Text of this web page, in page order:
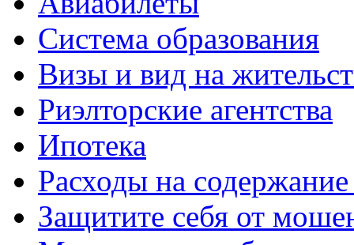
Система образования
Визы и вид на
Риэлторские агентства
Ипотека
Расходы на
Защитите себя от